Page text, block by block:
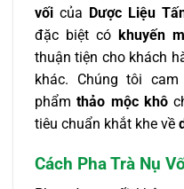
vối của Dược Liệu
đặc biệt cókhuyến
thuận tiện cho khách
khác. Chúng tôi
phẩmthảo mộc khô
tiêu chuẩn khắt khe về
Cách Pha Trà Nụ